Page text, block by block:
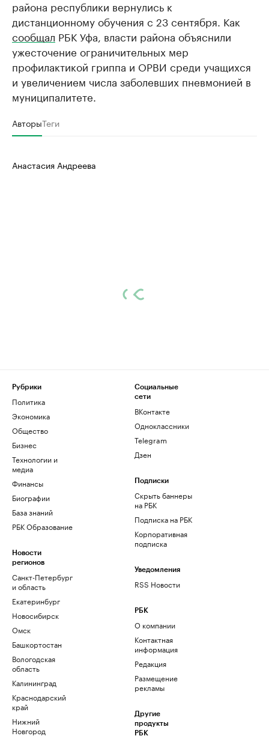
района республики вернулись к
дистанционному обучения с 23 сентября. Как
сообщал РБК Уфа, власти района объяснили
ужесточение ограничительных мер
профилактикой гриппа и ОРВИ среди учащихся
и увеличением числа заболевших пневмонией в
муниципалитете.
АвторыТеги
Анастасия Андреева
Рубрики
Политика
Экономика
Общество
Бизнес
Технологии и
медиа
Финансы
Биографии
База знаний
РБК Образование
Новости
регионов
Санкт-Петербург
и область
Екатеринбург
Новосибирск
Омск
Башкортостан
Вологодская
область
Калининград
Краснодарский
край
Нижний
Новгород
Социальные
сети
ВКонтакте
Одноклассники
Telegram
Дзен
Подписки
Скрыть баннеры
на РБК
Подписка на РБК
Корпоративная
подписка
Уведомления
RSS Новости
РБК
О компании
Контактная
информация
Редакция
Размещение
рекламы
Другие
продукты
РБК